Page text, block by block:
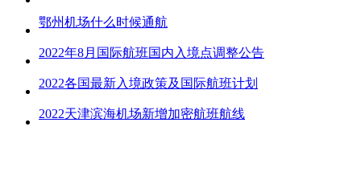
鄂州机场什么时候通航
2022年8月国际航班国内入境点调整公告
2022各国最新入境政策及国际航班计划
2022天津滨海机场新增加密航班航线